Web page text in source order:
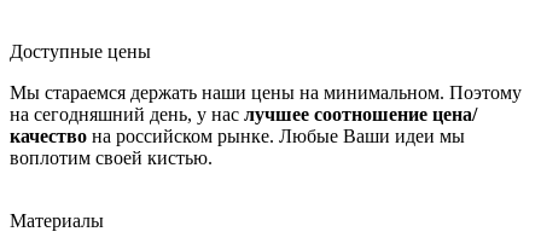
Доступные цены
Мы стараемся держать наши цены на минимальном. Поэтому
на сегодняшний день, у нас лучшее соотношение цена/
качество на российском рынке. Любые Ваши идеи мы
воплотим своей кистью.
Материалы